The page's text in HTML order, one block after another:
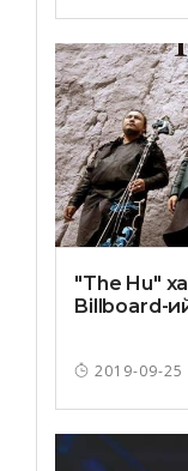
"The Hu"
Billboard-
2019-09-25